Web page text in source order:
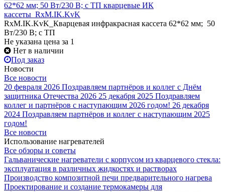
62*62 мм; 50 Вт/230 В; с ТП кварцевые ИК
кассеты_RxM.IK.KvK
RxM.IK.KvK_Кварцевая инфракрасная кассета 62*62 мм; 50
Вт/230 В; с ТП
Не указана цена за 1
Нет в наличии
Под заказ
Новости
Все новости
20 февраля 2026 Поздравляем партнёров и коллег с Днём
защитника Отечества 2026 25 декабря 2025 Поздравляем
коллег и партнёров с наступающим 2026 годом! 26 декабря
2024 Поздравляем партнёров и коллег с наступающим 2025
годом!
Все новости
Использование нагревателей
Все обзоры и советы
Гальванические нагреватели с корпусом из кварцевого стекла:
эксплуатация в различных жидкостях и растворах
Производство композитной печи предварительного нагрева
Проектирование и создание термокамеры для